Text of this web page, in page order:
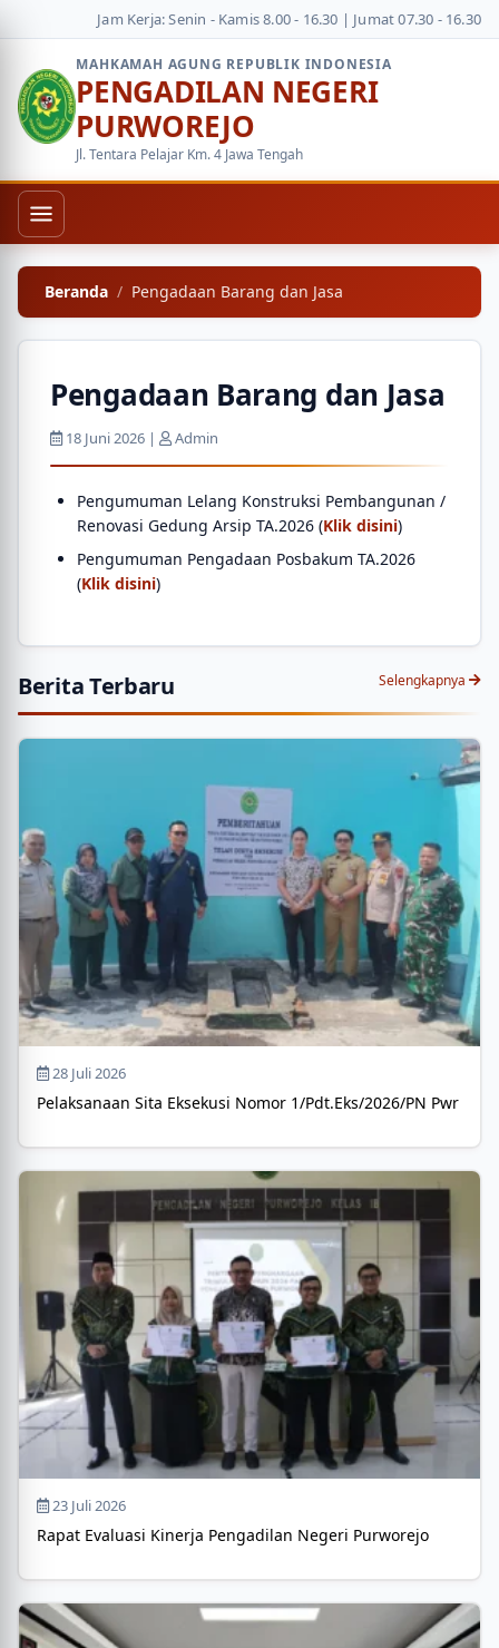
Jam Kerja: Senin - Kamis 8.00 - 16.30 | Jumat 07.30 - 16.30
MAHKAMAH AGUNG REPUBLIK INDONESIA
PENGADILAN NEGERI
PURWOREJO
Jl. Tentara Pelajar Km. 4 Jawa Tengah
Beranda Pengadaan Barang dan Jasa
Pengadaan Barang dan Jasa
18 Juni 2026 | Admin
Pengumuman Lelang Konstruksi Pembangunan /
Renovasi Gedung Arsip TA.2026 (Klik disini)
Pengumuman Pengadaan Posbakum TA.2026
(Klik disini)
Berita Terbaru Selengkapnya
28 Juli 2026
Pelaksanaan Sita Eksekusi Nomor 1/Pdt.Eks/2026/PN Pwr
23 Juli 2026
Rapat Evaluasi Kinerja Pengadilan Negeri Purworejo